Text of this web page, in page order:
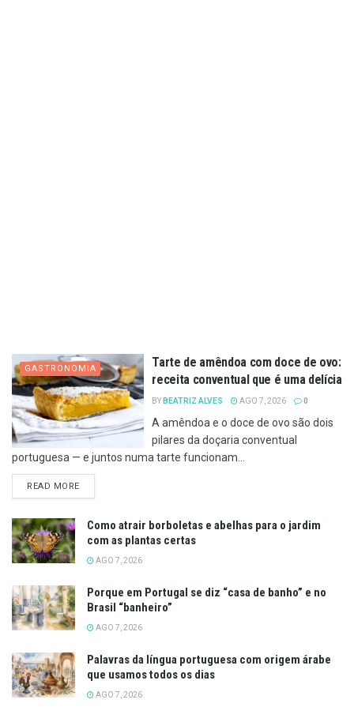
GASTRONOMIA
Tarte de amêndoa com doce de ovo:
receita conventual que é uma delícia
BY BEATRIZ ALVES AGO 7, 2026 0
A amêndoa e o doce de ovo são dois
pilares da doçaria conventual
portuguesa — e juntos numa tarte funcionam...
READ MOREDETAILS
Como atrair borboletas e abelhas para o jardim
com as plantas certas
AGO 7, 2026
Porque em Portugal se diz “casa de banho” e no
Brasil “banheiro”
AGO 7, 2026
Palavras da língua portuguesa com origem árabe
que usamos todos os dias
AGO 7, 2026